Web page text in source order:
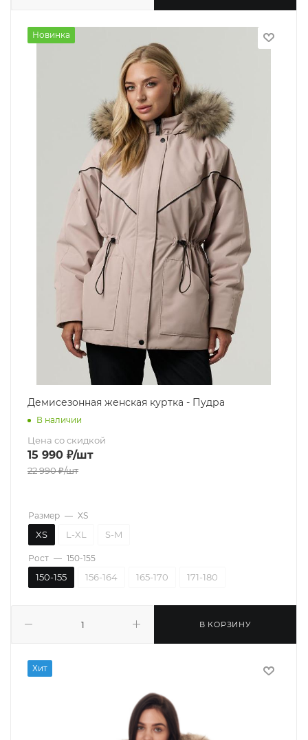
Новинка
Демисезонная женская куртка - Пудра
В наличии
Цена со скидкой
15 990 ₽/шт
22 990₽/шт
В КОРЗИНУ
Размер — XS
XS L-XL S-M
Рост — 150-155
150-155 156-164 165-170 171-180
Хит